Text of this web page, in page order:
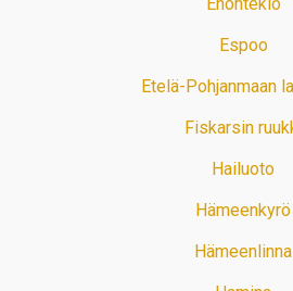
Enontekiö
Espoo
Etelä-Pohjanmaan
Fiskarsin
Hailuoto
Hämeenkyrö
Hämeenlinna